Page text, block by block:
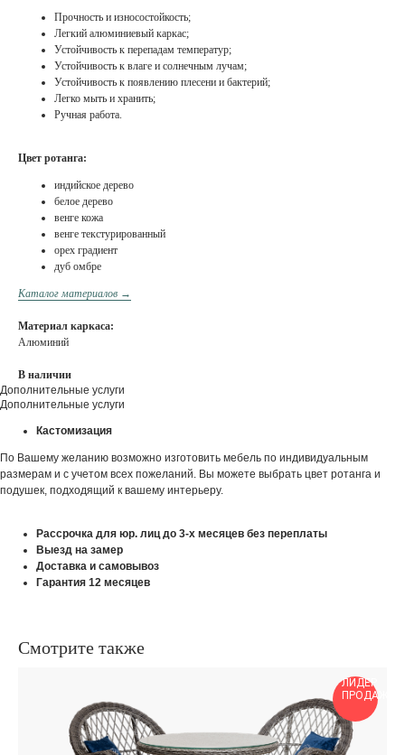
Прочность и износостойкость;
Легкий алюминиевый каркас;
Устойчивость к перепадам температур;
Устойчивость к влаге и солнечным лучам;
Устойчивость к появлению плесени и бактерий;
Легко мыть и хранить;
Ручная работа.
Цвет ротанга:
индийское дерево
белое дерево
венге кожа
венге текстурированный
орех градиент
дуб омбре
Каталог материалов →
Материал каркаса:
Алюминий
В наличии
Дополнительные услуги
Дополнительные услуги
Кастомизация
По Вашему желанию возможно изготовить мебель по индивидуальным
размерам и с учетом всех пожеланий. Вы можете выбрать цвет ротанга и
подушек, подходящий к вашему интерьеру.
Рассрочка для юр. лиц до 3-х месяцев без переплаты
Выезд на замер
Доставка и самовывоз
Гарантия 12 месяцев
Смотрите также
ЛИДЕР
ПРОДАЖ